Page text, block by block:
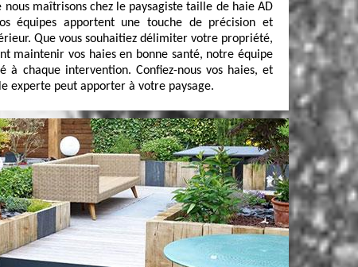
maîtrisons chez le paysagiste taille de haie AD
équipes apportent une touche de précision et
Que vous souhaitiez délimiter votre propriété,
maintenir vos haies en bonne santé, notre équipe
à chaque intervention. Confiez-nous vos haies, et
experte peut apporter à votre paysage.